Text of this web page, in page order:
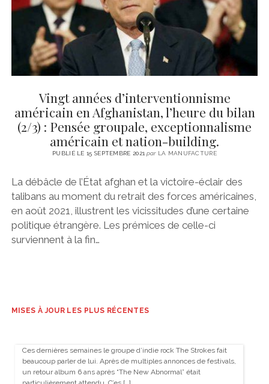
Vingt années d’interventionnisme
américain en Afghanistan, l’heure du bilan
(2/3) : Pensée groupale, exceptionnalisme
américain et nation-building.
PUBLIÉ LE 15 SEPTEMBRE 2021parLA MANUFACTURE
La débâcle de l’État afghan et la victoire-éclair des
talibans au moment du retrait des forces américaines,
en août 2021, illustrent les vicissitudes d’une certaine
politique étrangère. Les prémices de celle-ci
surviennent à la fin…
MISES À JOUR LES PLUS RÉCENTES
Ces dernières semaines le groupe d’indie rock The Strokes fait
beaucoup parler de lui. Après de multiples annonces de festivals,
un retour album 6 ans après “The New Abnormal” était